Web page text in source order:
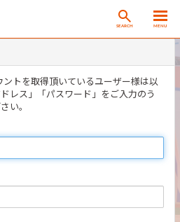
SEARCH MENU
トを取得頂いているユーザー様は以
レス」「パスワード」をご入力のう
い。